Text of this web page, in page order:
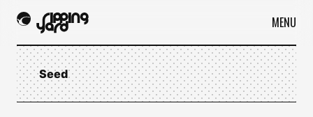
MENU
Seed